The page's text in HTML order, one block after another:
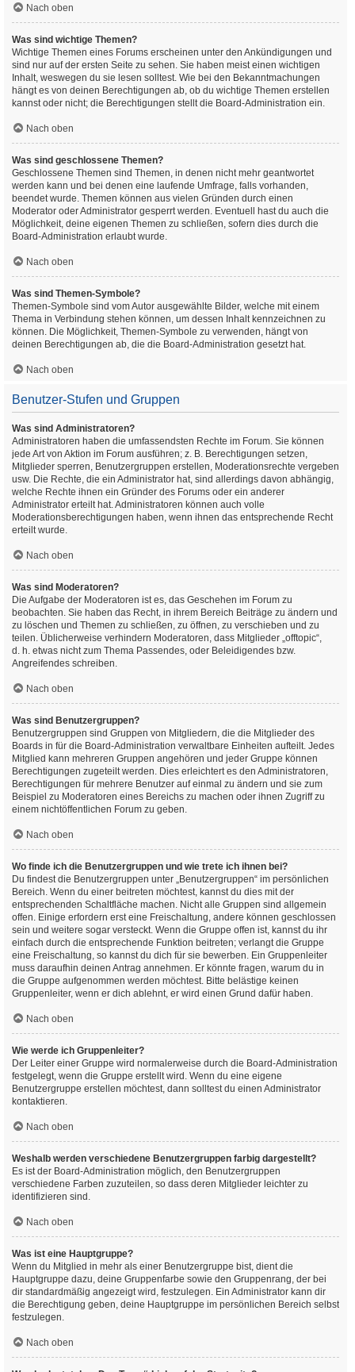
Nach oben
Was sind wichtige Themen?
Wichtige Themen eines Forums erscheinen unter den Ankündigungen und
sind nur auf der ersten Seite zu sehen. Sie haben meist einen wichtigen
Inhalt, weswegen du sie lesen solltest. Wie bei den Bekanntmachungen
hängt es von deinen Berechtigungen ab, ob du wichtige Themen erstellen
kannst oder nicht; die Berechtigungen stellt die Board-Administration ein.
Nach oben
Was sind geschlossene Themen?
Geschlossene Themen sind Themen, in denen nicht mehr geantwortet
werden kann und bei denen eine laufende Umfrage, falls vorhanden,
beendet wurde. Themen können aus vielen Gründen durch einen
Moderator oder Administrator gesperrt werden. Eventuell hast du auch die
Möglichkeit, deine eigenen Themen zu schließen, sofern dies durch die
Board-Administration erlaubt wurde.
Nach oben
Was sind Themen-Symbole?
Themen-Symbole sind vom Autor ausgewählte Bilder, welche mit einem
Thema in Verbindung stehen können, um dessen Inhalt kennzeichnen zu
können. Die Möglichkeit, Themen-Symbole zu verwenden, hängt von
deinen Berechtigungen ab, die die Board-Administration gesetzt hat.
Nach oben
Benutzer-Stufen und Gruppen
Was sind Administratoren?
Administratoren haben die umfassendsten Rechte im Forum. Sie können
jede Art von Aktion im Forum ausführen; z. B. Berechtigungen setzen,
Mitglieder sperren, Benutzergruppen erstellen, Moderationsrechte vergeben
usw. Die Rechte, die ein Administrator hat, sind allerdings davon abhängig,
welche Rechte ihnen ein Gründer des Forums oder ein anderer
Administrator erteilt hat. Administratoren können auch volle
Moderationsberechtigungen haben, wenn ihnen das entsprechende Recht
erteilt wurde.
Nach oben
Was sind Moderatoren?
Die Aufgabe der Moderatoren ist es, das Geschehen im Forum zu
beobachten. Sie haben das Recht, in ihrem Bereich Beiträge zu ändern und
zu löschen und Themen zu schließen, zu öffnen, zu verschieben und zu
teilen. Üblicherweise verhindern Moderatoren, dass Mitglieder „offtopic“,
d. h. etwas nicht zum Thema Passendes, oder Beleidigendes bzw.
Angreifendes schreiben.
Nach oben
Was sind Benutzergruppen?
Benutzergruppen sind Gruppen von Mitgliedern, die die Mitglieder des
Boards in für die Board-Administration verwaltbare Einheiten aufteilt. Jedes
Mitglied kann mehreren Gruppen angehören und jeder Gruppe können
Berechtigungen zugeteilt werden. Dies erleichtert es den Administratoren,
Berechtigungen für mehrere Benutzer auf einmal zu ändern und sie zum
Beispiel zu Moderatoren eines Bereichs zu machen oder ihnen Zugriff zu
einem nichtöffentlichen Forum zu geben.
Nach oben
Wo finde ich die Benutzergruppen und wie trete ich ihnen bei?
Du findest die Benutzergruppen unter „Benutzergruppen“ im persönlichen
Bereich. Wenn du einer beitreten möchtest, kannst du dies mit der
entsprechenden Schaltfläche machen. Nicht alle Gruppen sind allgemein
offen. Einige erfordern erst eine Freischaltung, andere können geschlossen
sein und weitere sogar versteckt. Wenn die Gruppe offen ist, kannst du ihr
einfach durch die entsprechende Funktion beitreten; verlangt die Gruppe
eine Freischaltung, so kannst du dich für sie bewerben. Ein Gruppenleiter
muss daraufhin deinen Antrag annehmen. Er könnte fragen, warum du in
die Gruppe aufgenommen werden möchtest. Bitte belästige keinen
Gruppenleiter, wenn er dich ablehnt, er wird einen Grund dafür haben.
Nach oben
Wie werde ich Gruppenleiter?
Der Leiter einer Gruppe wird normalerweise durch die Board-Administration
festgelegt, wenn die Gruppe erstellt wird. Wenn du eine eigene
Benutzergruppe erstellen möchtest, dann solltest du einen Administrator
kontaktieren.
Nach oben
Weshalb werden verschiedene Benutzergruppen farbig dargestellt?
Es ist der Board-Administration möglich, den Benutzergruppen
verschiedene Farben zuzuteilen, so dass deren Mitglieder leichter zu
identifizieren sind.
Nach oben
Was ist eine Hauptgruppe?
Wenn du Mitglied in mehr als einer Benutzergruppe bist, dient die
Hauptgruppe dazu, deine Gruppenfarbe sowie den Gruppenrang, der bei
dir standardmäßig angezeigt wird, festzulegen. Ein Administrator kann dir
die Berechtigung geben, deine Hauptgruppe im persönlichen Bereich selbst
festzulegen.
Nach oben